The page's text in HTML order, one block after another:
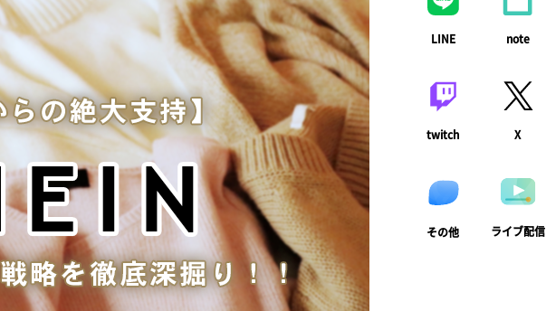
LINE note
twitch X
その他 ライブ配信